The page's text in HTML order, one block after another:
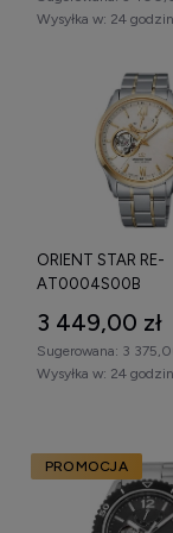
Zegarek
Zegarki Orient
manufakturowe
słynie z wysokiej
komplikacji
W zależności od
mechanizm
możliwość
wskaźnik
funkcja
Wysyłka w: 24
ORIENT STAR RE-
AT0004S00B
3 449,00 zł
Wysyłka w: 24
Sugerowana: 3
PROMOCJA